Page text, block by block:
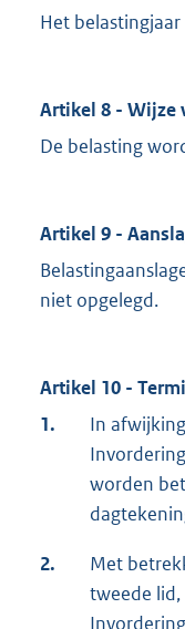
Het
Artikel 8 - Wijze
De belasting
Artikel 9 -
niet opgelegd.
Artikel 10 -
1.
In
worden
2.
Met
tweede lid,